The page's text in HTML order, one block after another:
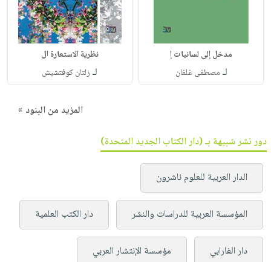
مدخل إلى لسانيات إ
لـ مصطفى غلفان
نظرية الاستعارة ال
لـ زلتان كوفتشيش
المزيد من البنود »
دور نشر شبيهة بـ (دار الكتاب الجديد المتحدة)
الدار العربية للعلوم ناشرون
المؤسسة العربية للدراسات والنشر دار الكتب العلمية
دار الفارابي مؤسسة الإنتشار العربي